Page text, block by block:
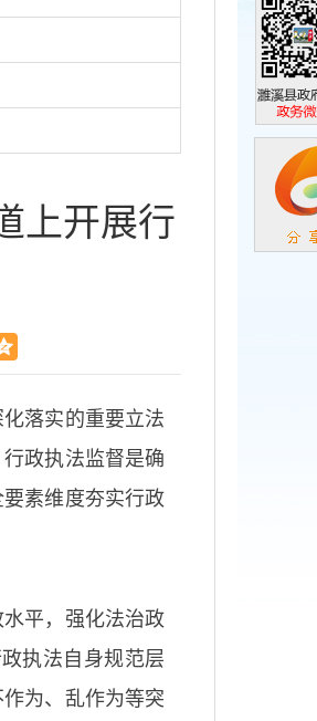
上开展行
落实的重要立法
政执法监督是确
素维度夯实行政
平，强化法治政
执法自身规范层
为、乱作为等突
政务微博
濉溪县政
政务微信